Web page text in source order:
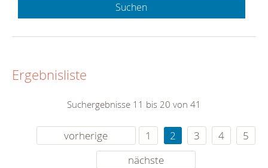
Suchen
Ergebnisliste
Suchergebnisse 11 bis 20 von 41
vorherige 1 2 3 4
5
nächste